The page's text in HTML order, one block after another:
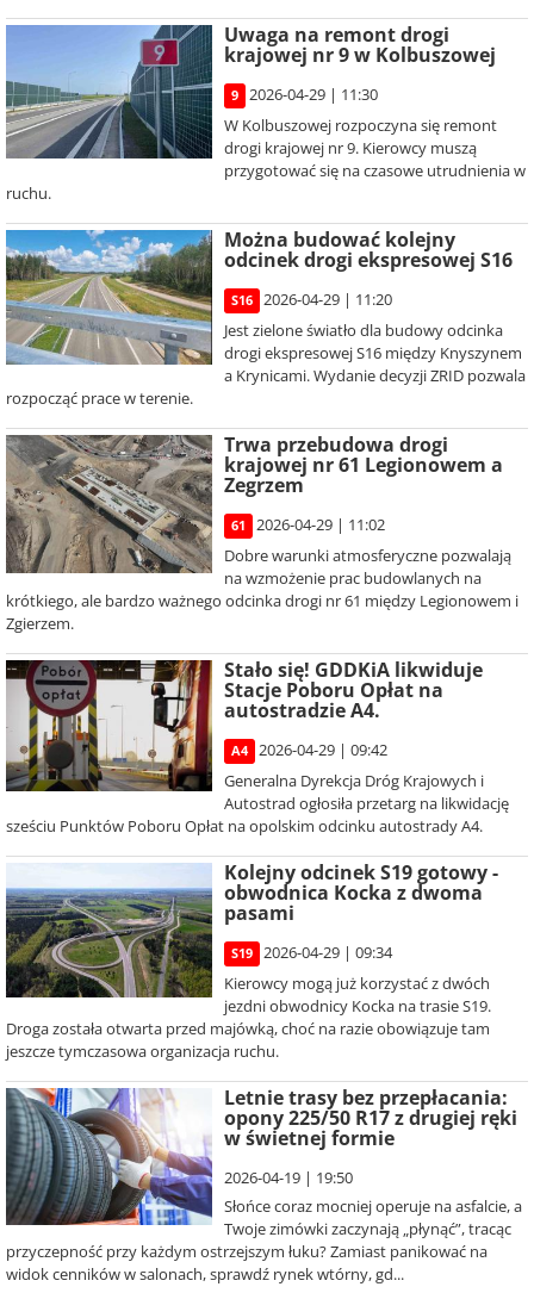
Uwaga na remont drogi
krajowej nr 9 w Kolbuszowej
9
2026-04-29 | 11:30
W Kolbuszowej rozpoczyna się remont
drogi krajowej nr 9. Kierowcy muszą
przygotować się na czasowe utrudnienia w
ruchu.
Można budować kolejny
odcinek drogi ekspresowej S16
S16
2026-04-29 | 11:20
Jest zielone światło dla budowy odcinka
drogi ekspresowej S16 między Knyszynem
a Krynicami. Wydanie decyzji ZRID pozwala
rozpocząć prace w terenie.
Trwa przebudowa drogi
krajowej nr 61 Legionowem a
Zegrzem
61
2026-04-29 | 11:02
Dobre warunki atmosferyczne pozwalają
na wzmożenie prac budowlanych na
krótkiego, ale bardzo ważnego odcinka drogi nr 61 między Legionowem i
Zgierzem.
Stało się! GDDKiA likwiduje
Stacje Poboru Opłat na
autostradzie A4.
A4
2026-04-29 | 09:42
Generalna Dyrekcja Dróg Krajowych i
Autostrad ogłosiła przetarg na likwidację
sześciu Punktów Poboru Opłat na opolskim odcinku autostrady A4.
Kolejny odcinek S19 gotowy -
obwodnica Kocka z dwoma
pasami
S19
2026-04-29 | 09:34
Kierowcy mogą już korzystać z dwóch
jezdni obwodnicy Kocka na trasie S19.
Droga została otwarta przed majówką, choć na razie obowiązuje tam
jeszcze tymczasowa organizacja ruchu.
Letnie trasy bez przepłacania:
opony 225/50 R17 z drugiej ręki
w świetnej formie
2026-04-19 | 19:50
Słońce coraz mocniej operuje na asfalcie, a
Twoje zimówki zaczynają „płynąć”, tracąc
przyczepność przy każdym ostrzejszym łuku? Zamiast panikować na
widok cenników w salonach, sprawdź rynek wtórny, gd...